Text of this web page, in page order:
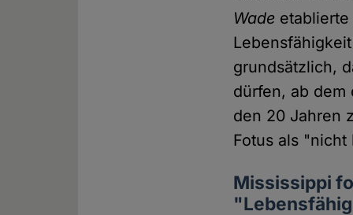
Wade
grundsätzlich,
dürfen, ab dem
den 20 Jahren
Fotus als
Mississippi